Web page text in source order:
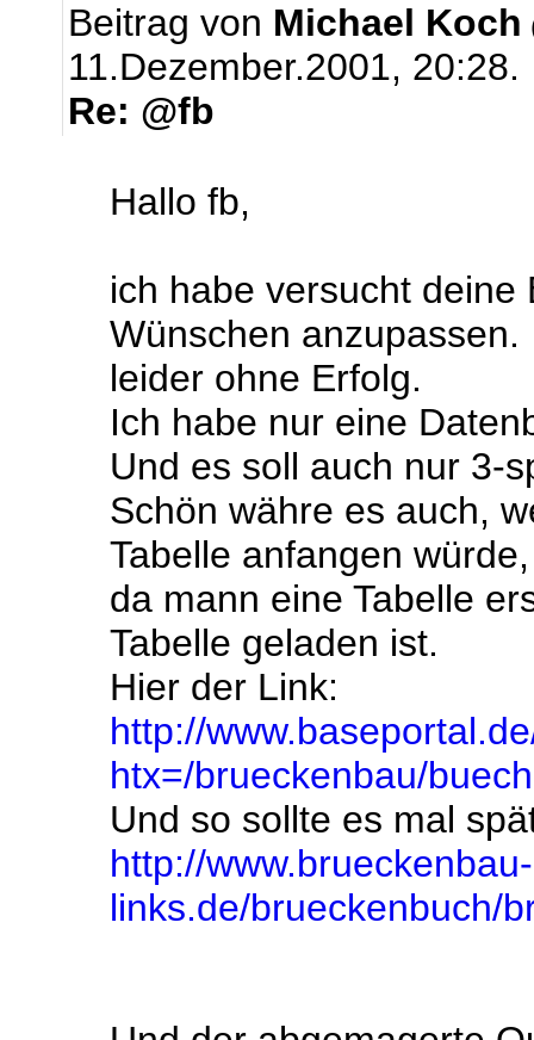
Beitrag von Michael Koch
11.Dezember.2001, 20:28.
Re: @fb
Hallo fb,
ich habe versucht deine
Wünschen anzupassen.
leider ohne Erfolg.
Ich habe nur eine
Und es soll auch nur 3-
Schön währe es auch,
Tabelle anfangen würde,
da mann eine Tabelle
Tabelle geladen ist.
Hier der Link:
http://
htx=/brueckenbau/
Und so sollte es mal
http://www.brueckenbau-
links.de/brueckenbuch/